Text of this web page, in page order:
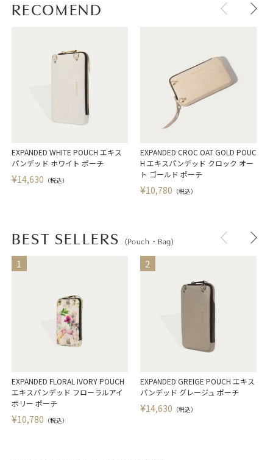
RECOMEND
EXPANDED WHITE POUCH エキス
パンデッド ホワイト ポーチ
¥14,630 （税込）
EXPANDED CROC OAT GOLD POUC
H エキスパンデッド クロック オー
ト ゴールド ポーチ
¥10,780 （税込）
BEST SELLERS (Pouch・Bag)
EXPANDED FLORAL IVORY POUCH
エキスパンデッド フローラルアイ
ボリー ポーチ
¥10,780 （税込）
EXPANDED GREIGE POUCH エキス
パンデッド グレージュ ポーチ
¥14,630 （税込）